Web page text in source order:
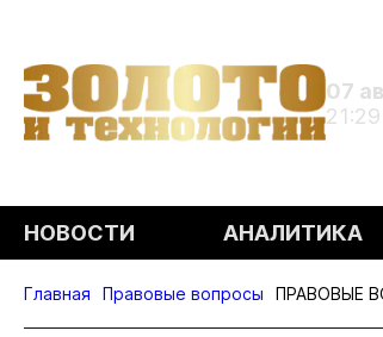
07
НОВОСТИ АНАЛИТИКА
Главная Правовые вопросы ПРАВОВЫЕ